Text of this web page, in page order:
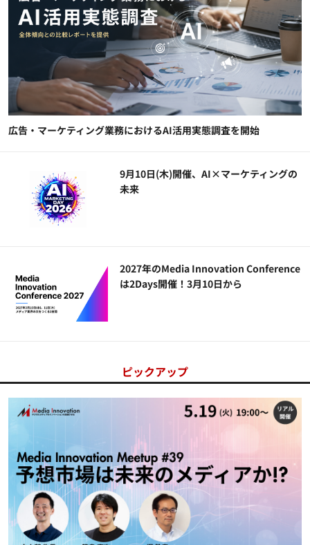
広告・マーケティング業務におけるAI活用実態調査を開始
9月10日(木)開催、AI×マーケティングの
未来
2027年のMedia Innovation Conference
は2Days開催！3月10日から
ピックアップ